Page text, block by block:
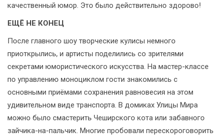
качественный юмор. Это было действительно здорово!
ЕЩЁ НЕ КОНЕЦ
После главного шоу творческие кулисы немного
приоткрылись, и артисты поделились со зрителями
секретами юмористического искусства. На мастер-классе
по управлению моноциклом гости знакомились с
основными приёмами сохранения равновесия на этом
удивительном виде транспорта. В домиках Улицы Мира
можно было смастерить Чеширского кота или забавного
зайчика-на-пальчик. Многие пробовали перескороговорить